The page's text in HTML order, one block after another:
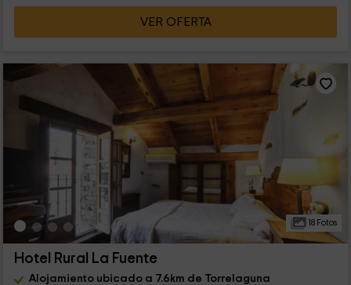
VER OFERTA
18 Fotos
Hotel Rural La Fuente
Alojamiento ubicado a 7.6km de Torrelaguna